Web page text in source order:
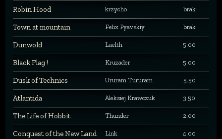
Robin Hood krzycho brak
Town at mountain Felix Pyavskiy brak
Dunwold Laelth 5.00
Black Flag ! Kruzader 5.00
Dusk of Technics Ururam Tururam 5.50
Atlantida Aleksiej Krawczuk 3.50
The Life of Hobbit Thunder 2.00
Conquest of the New Land Link 4.00